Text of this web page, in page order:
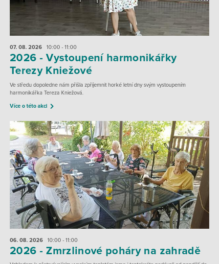
07. 08. 2026 10:00 - 11:00
2026 - Vystoupení harmonikářky
Terezy Kniežové
Ve středu dopoledne nám přišla zpříjemnit horké letní dny svým vystoupením
harmonikářka Tereza Kniežová.
Více o této akci
06. 08. 2026 10:00 - 11:00
2026 - Zmrzlinové poháry na zahradě